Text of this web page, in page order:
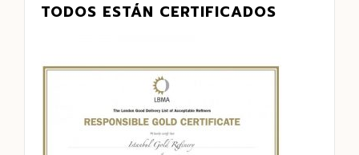
TODOS ESTÁN CERTIFICADOS